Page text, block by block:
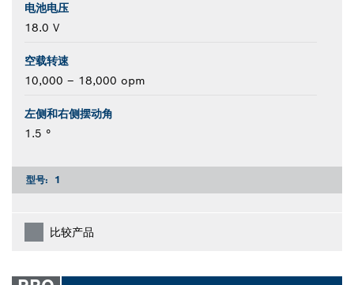
电池电压
18.0 V
空载转速
10,000 – 18,000 opm
左侧和右侧摆动角
1.5 °
型号: 1
比较产品